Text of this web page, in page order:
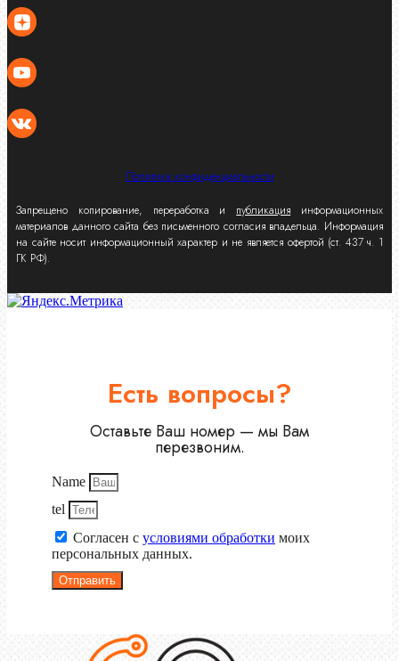
Политика конфиденциальности
Запрещено копирование, переработка и публикация информационных
материалов данного сайта без письменного согласия владельца. Информация
на сайте носит информационный характер и не является офертой (ст. 437 ч. 1
ГК РФ).
Есть вопросы?
Оставьте Ваш номер — мы Вам
перезвоним.
Name
tel
Согласен с условиями обработки моих
персональных данных.
Отправить